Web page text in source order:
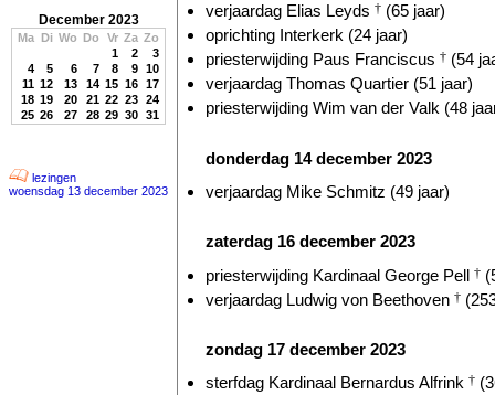
December 2023
Ma Di Wo Do Vr Za Zo
1
2
3
4
5 6 7 8 9 10
11 12 13 14 15 16 17
18 19 20 21 22 23 24
25 26 27 28 29 30 31
lezingen
woensdag 13 december 2023
verjaardag Elias Leyds † (65 jaar)
oprichting Interkerk (24 jaar)
priesterwijding Paus Franciscus † (54
verjaardag Thomas Quartier (51 jaar)
priesterwijding Wim van der Valk (48
donderdag 14 december 2023
verjaardag Mike Schmitz (49 jaar)
zaterdag 16 december 2023
priesterwijding Kardinaal George Pell †
verjaardag Ludwig von Beethoven †
zondag 17 december 2023
sterfdag Kardinaal Bernardus Alfrink †